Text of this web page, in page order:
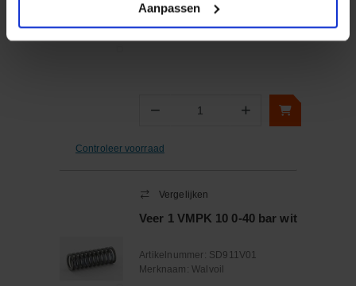
Aanpassen
Artikelnummer:
MBV911DBVKR
Merknaam:Kramp
− Aantal +
Controleer voorraad
Vergelijken
Veer 1 VMPK 10 0-40 bar wit
Artikelnummer: SD911V01
Merknaam: Walvoil